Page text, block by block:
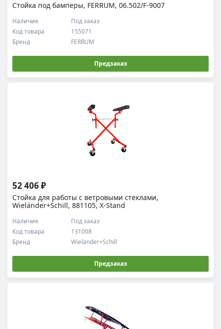
Стойка под бамперы, FERRUM, 06.502/F-9007
Код товара 155071
Наличие Под заказ
Бренд FERRUM
Предзаказ
Стойка для работы с ветровыми стеклами,
Wieländer+Schill, 881105, X-Stand
Код товара 131008
Наличие Под заказ
Бренд Wieländer+Schill
52 406 ₽
Предзаказ